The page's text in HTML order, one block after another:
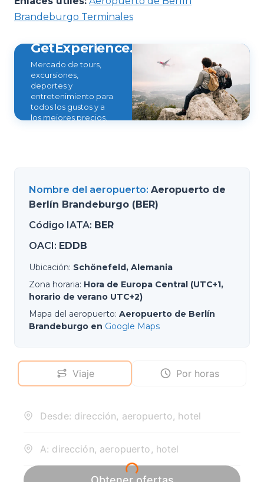
Brandeburgo Terminales
GetExperience.com
Mercado de tours,
excursiones,
deportes y
entretenimiento para
todos los gustos y a
los mejores precios.
Nombre del aeropuerto: Aeropuerto de
Berlín Brandeburgo (BER)
Código IATA: BER
OACI: EDDB
Ubicación: Schönefeld, Alemania
Zona horaria: Hora de Europa Central (UTC+1,
horario de verano UTC+2)
Mapa del aeropuerto: Aeropuerto de Berlín
Brandeburgo en Google Maps